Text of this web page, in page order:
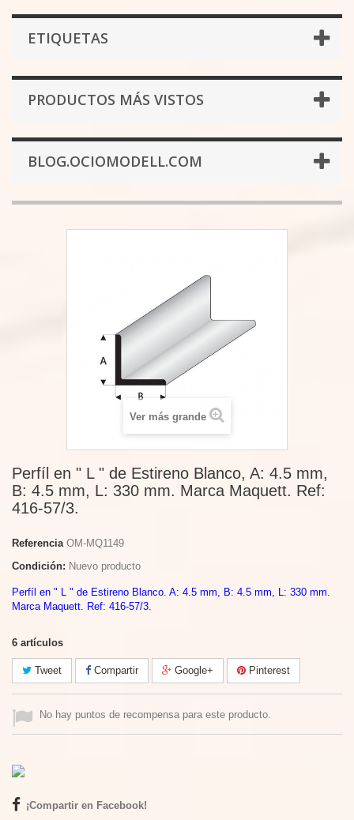
ETIQUETAS
PRODUCTOS MÁS VISTOS
BLOG.OCIOMODELL.COM
Ver más grande
Perfíl en " L " de Estireno Blanco, A: 4.5 mm,
B: 4.5 mm, L: 330 mm. Marca Maquett. Ref:
416-57/3.
Referencia OM-MQ1149
Condición: Nuevo producto
Perfíl en " L " de Estireno Blanco. A: 4.5 mm, B: 4.5 mm, L: 330 mm.
Marca Maquett. Ref: 416-57/3.
6 artículos
Tweet Compartir Google+ Pinterest
No hay puntos de recompensa para este producto.
¡Compartir en Facebook!